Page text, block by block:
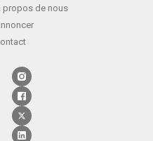
propos de nous